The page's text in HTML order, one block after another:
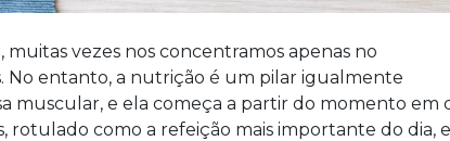
, muitas vezes nos concentramos apenas no
No entanto, a nutrição é um pilar igualmente
muscular, e ela começa a partir do momento em
rotulado como a refeição mais importante do dia, e